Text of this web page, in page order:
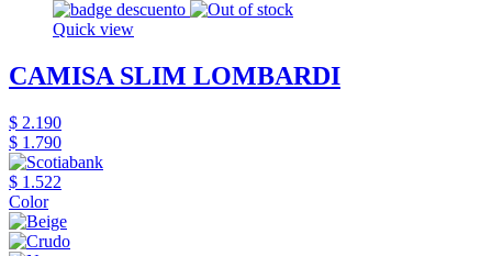
Quick view
CAMISA SLIM LOMBARDI
$ 2.190
$ 1.790
$ 1.522
Color